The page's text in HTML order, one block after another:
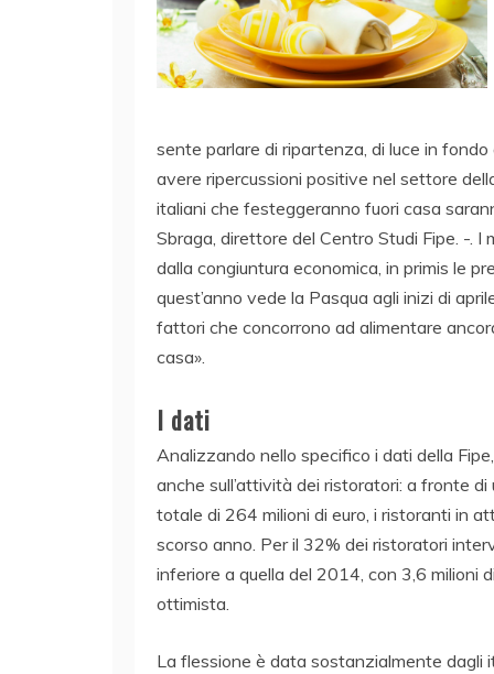
sente parlare di ripartenza, di luce in
avere ripercussioni positive nel settore
italiani che festeggeranno fuori casa
Sbraga, direttore del Centro Studi Fipe. -.
dalla congiuntura economica, in primis le
quest’anno vede la Pasqua agli inizi di
fattori che concorrono ad alimentare
casa».
I dati
Analizzando nello specifico i dati della
anche sull’attività dei ristoratori: a fronte
totale di 264 milioni di euro, i ristoranti in
scorso anno. Per il 32% dei ristoratori
inferiore a quella del 2014, con 3,6 milioni
ottimista.
La flessione è data sostanzialmente dagli